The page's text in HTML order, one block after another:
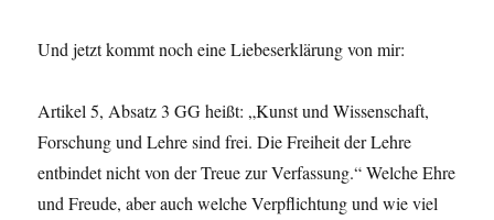
Und jetzt kommt noch eine Liebeserklärung von mir:
Artikel 5, Absatz 3 GG heißt: „Kunst und Wissenschaft,
Forschung und Lehre sind frei. Die Freiheit der Lehre
entbindet nicht von der Treue zur Verfassung.“ Welche Ehre
und Freude, aber auch welche Verpflichtung und wie viel